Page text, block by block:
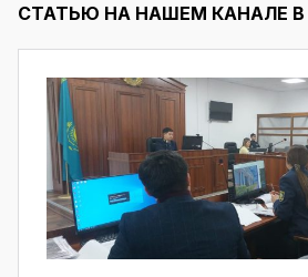
СТАТЬЮ НА НАШЕМ КАНАЛЕ В